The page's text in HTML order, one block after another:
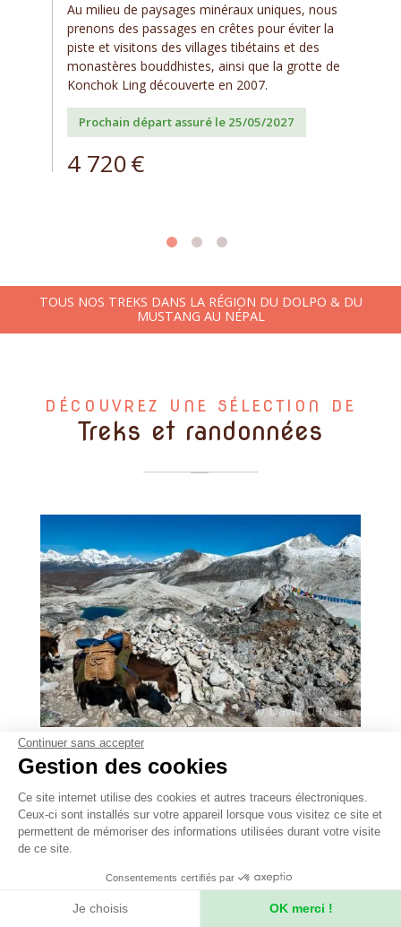
Au milieu de paysages minéraux uniques, nous
prenons des passages en crêtes pour éviter la
piste et visitons des villages tibétains et des
monastères bouddhistes, ainsi que la grotte de
Konchok Ling découverte en 2007.
Prochain départ assuré le 25/05/2027
4 720€
TOUS NOS TREKS DANS LA RÉGION DU DOLPO & DU
MUSTANG AU NÉPAL
DÉCOUVREZ UNE SÉLECTION DE
Treks et randonnées
Bhoutan-31 jours
Le mythique Snowman trek
Un trek mythique et légendaire à travers
L'Himalaya bhoutanais et des villages et
monastères isolés. Un trek d’altitude engagé et
peu fréquenté dans un pays unique. 24 jours de
marche et de nombreux hauts cols.
Continuer sans accepter
Gestion des cookies
Ce site internet utilise des cookies et autres traceurs électroniques.
Ceux-ci sont installés sur votre appareil lorsque vous visitez ce site et
permettent de mémoriser des informations utilisées durant votre visite
de ce site.
Consentements certifiés par
Je choisis OK merci !